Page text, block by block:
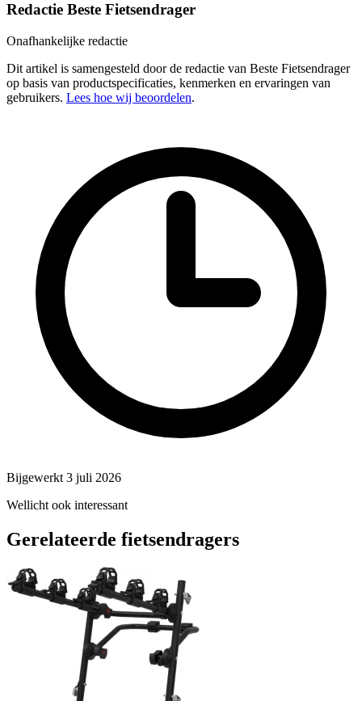
Redactie Beste Fietsendrager
Onafhankelijke redactie
Dit artikel is samengesteld door de redactie van Beste Fietsendrager
op basis van productspecificaties, kenmerken en ervaringen van
gebruikers. Lees hoe wij beoordelen.
Bijgewerkt 3 juli 2026
Wellicht ook interessant
Gerelateerde fietsendragers